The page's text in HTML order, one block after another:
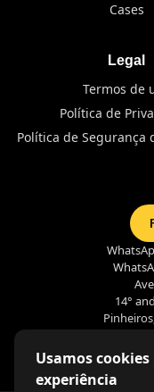
Cases
Legal
Termos de
Política de
Política de Segurança
14°
Usamos
experiência